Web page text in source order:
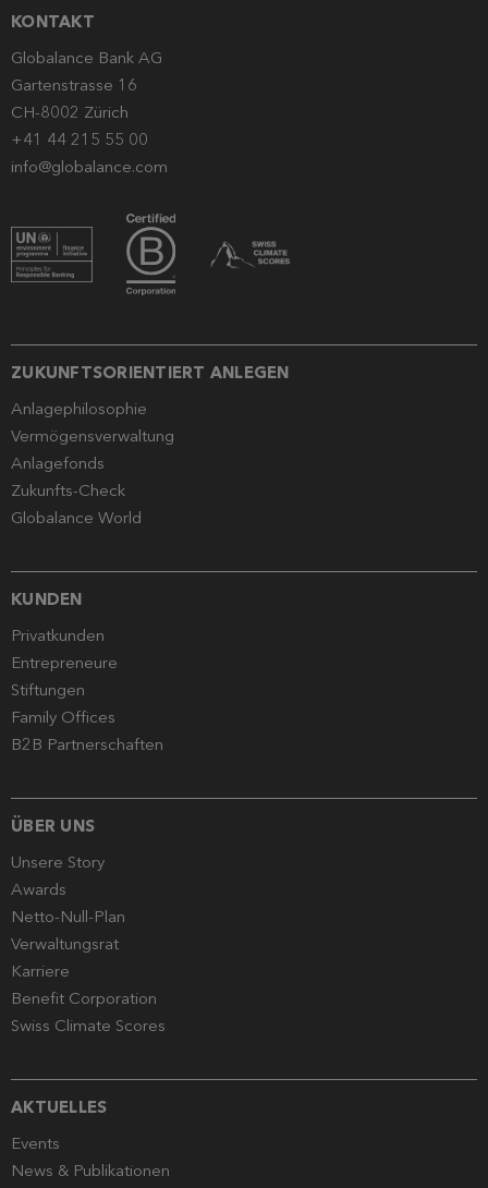
KONTAKT
Globalance Bank AG
Gartenstrasse 16
CH-8002 Zürich
+41 44 215 55 00
info@globalance.com
ZUKUNFTSORIENTIERT ANLEGEN
Anlagephilosophie
Vermögensverwaltung
Anlagefonds
Zukunfts-Check
Globalance World
KUNDEN
Privatkunden
Entrepreneure
Stiftungen
Family Offices
B2B Partnerschaften
ÜBER UNS
Unsere Story
Awards
Netto-Null-Plan
Verwaltungsrat
Karriere
Benefit Corporation
Swiss Climate Scores
AKTUELLES
Events
News & Publikationen